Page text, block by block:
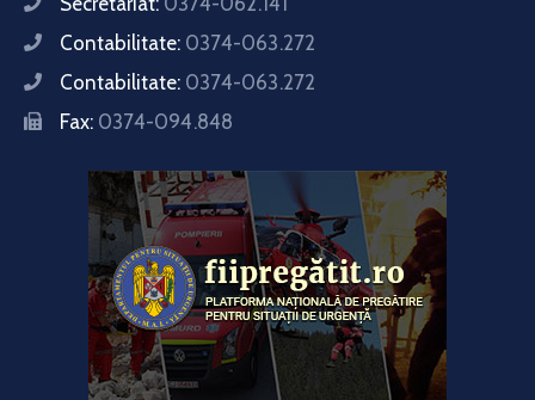
Contabilitate: 0374-063.272
Contabilitate: 0374-063.272
Fax: 0374-094.848